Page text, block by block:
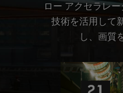
ロー アクセラレ
技術を活用して
し、画質